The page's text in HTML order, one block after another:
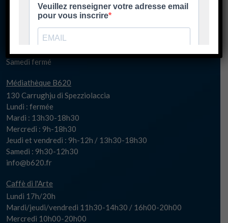
Samedi fermé
spaziu@biguglia.corsica
Samedi fermé
Médiathèque B620
130 Carrughju di Spezziolaccia
Lundi : fermée
Mardi : 13h30-18h30
Mercredi : 9h-18h30
Jeudi et vendredi : 9h-12h / 13h30-18h30
Samedi : 9h30-12h30
info@b620.fr
Caffè di l'Arte
Lundi 17h/20h
Mardi/jeudi/vendredi 11h30-14h30 / 16h00-20h00
Mercredi 10h00-20h00